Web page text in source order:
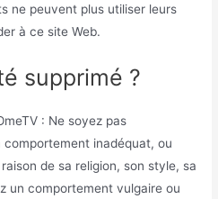
ne peuvent plus utiliser leurs
à ce site Web.
supprimé ?
: Ne soyez pas
inadéquat, ou
de sa religion, son style, sa
un comportement vulgaire ou